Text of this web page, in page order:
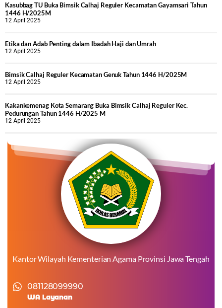
Kasubbag TU Buka Bimsik Calhaj Reguler Kecamatan Gayamsari Tahun
1446 H/2025M
12 April 2025
Etika dan Adab Penting dalam Ibadah Haji dan Umrah
12 April 2025
Bimsik Calhaj Reguler Kecamatan Genuk Tahun 1446 H/2025M
12 April 2025
Kakankemenag Kota Semarang Buka Bimsik Calhaj Reguler Kec.
Pedurungan Tahun 1446 H/2025 M
12 April 2025
Kantor Wilayah Kementerian Agama Provinsi Jawa Tengah
081128099990
WA Layanan